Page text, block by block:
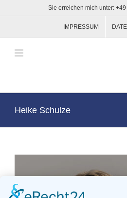
Sie erreichen mich unter:
IMPRESSUM
Heike Schulze